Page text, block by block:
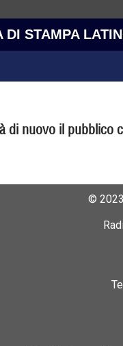
DI STAMPA
di nuovo il pubblico
© 2023